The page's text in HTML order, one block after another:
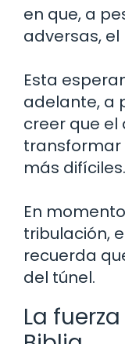
en que, a
adversas,
Esta
adelante, a
creer que
transformar
más difíciles.
En
tribulación,
recuerda
del túnel.
La